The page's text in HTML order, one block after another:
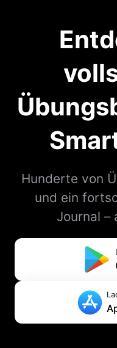
Hunderte von
und ein
Journal –